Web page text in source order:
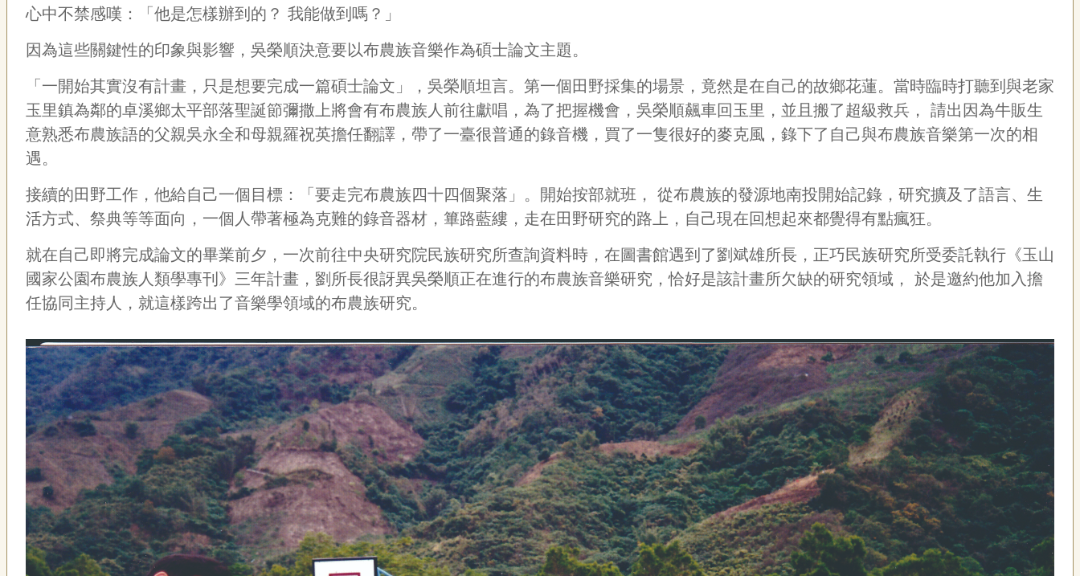
心中不禁感嘆：「他是怎樣辦到的？ 我能做到嗎？」
因為這些關鍵性的印象與影響，吳榮順決意要以布農族音樂作為碩士論文主題。
「一開始其實沒有計畫，只是想要完成一篇碩士論文」，吳榮順坦言。第一個田野採集的場景，竟然是在自己的故鄉花蓮。當時臨時打聽到與老家
玉里鎮為鄰的卓溪鄉太平部落聖誕節彌撒上將會有布農族人前往獻唱，為了把握機會，吳榮順飆車回玉里，並且搬了超級救兵，
請出因為牛販生
意熟悉布農族語的父親吳永全和母親羅祝英擔任翻譯，帶了一臺很普通的錄音機，買了一隻很好的麥克風，錄下了自己與布農族音樂第一次的相
遇。
接續的田野工作，他給自己一個目標：「要走完布農族四十四個聚落」。開始按部就班，
從布農族的發源地南投開始記錄，研究擴及了語言、生
活方式、祭典等等面向，一個人帶著極為克難的錄音器材，篳路藍縷，走在田野研究的路上，自己現在回想起來都覺得有點瘋狂。
就在自己即將完成論文的畢業前夕，一次前往中央研究院民族研究所查詢資料時，在圖書館遇到了劉斌雄所長，正巧民族研究所受委託執行《玉山
國家公園布農族人類學專刊》三年計畫，劉所長很訝異吳榮順正在進行的布農族音樂研究，恰好是該計畫所欠缺的研究領域，
於是邀約他加入擔
任協同主持人，就這樣跨出了音樂學領域的布農族研究。